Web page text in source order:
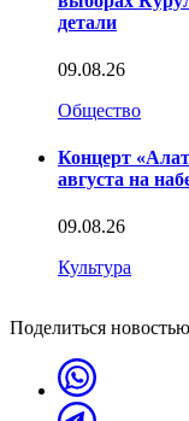
детали
09.08.26
Общество
Концерт
августа на
09.08.26
Культура
Поделиться новостью